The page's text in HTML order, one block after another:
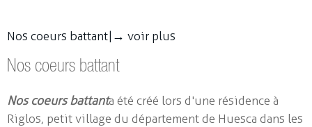
Nos coeurs battant | → voir plus
Nos coeurs battant
Nos coeurs battanta été créé lors d'une résidence à
Riglos, petit village du département de Huesca dans les